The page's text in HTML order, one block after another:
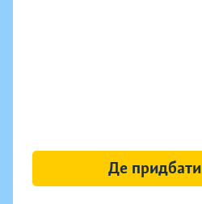
Де придбати